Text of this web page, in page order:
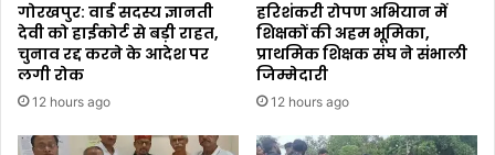
गोरखपुर: वार्ड सदस्य ज्ञानती
देवी को हाईकोर्ट से बड़ी राहत,
चुनाव रद्द करने के आदेश पर
लगी रोक
12 hours ago
हरिशंकरी रोपण अभियान में
शिक्षकों की अहम भूमिका,
प्राथमिक शिक्षक संघ ने संभाली
जिम्मेदारी
12 hours ago